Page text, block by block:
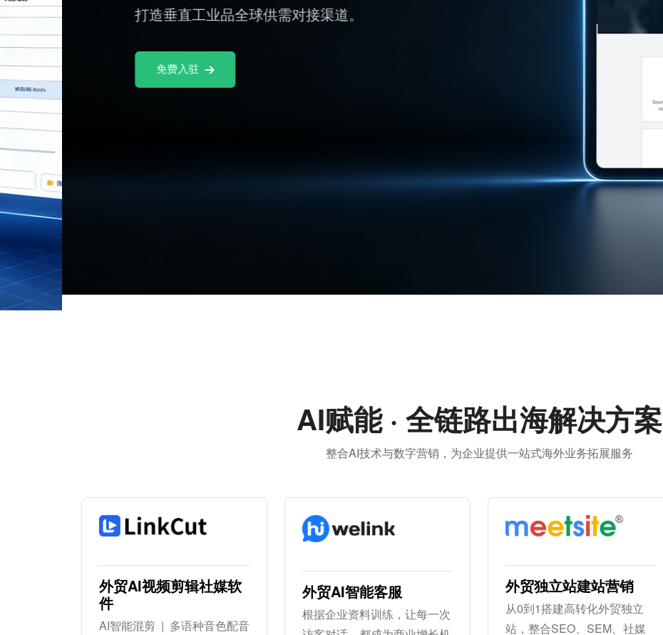
打造垂直工业品全球供需对接渠道。
AI赋能 · 全链路出海解决方案
整合AI技术与数字营销，为企业提供一站式海外业务拓展服务
外贸AI视频剪辑社媒软
件
AI智能混剪 | 多语种音色配音
外贸AI智能客服
根据企业资料训练，让每一次
外贸独立站建站营销
从0到1搭建高转化外贸独立
站，整合SEO、SEM、社媒